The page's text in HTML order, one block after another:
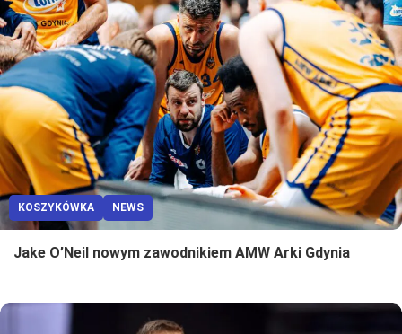
KOSZYKÓWKA NEWS
Jake O’Neil nowym zawodnikiem AMW Arki Gdynia